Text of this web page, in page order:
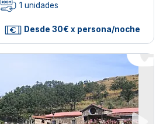
1 unidades
Desde 30€ x persona/noche